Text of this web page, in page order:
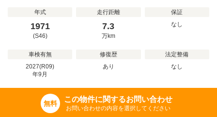
年式
1971
(S46)
走行距離
7.3
万km
保証
なし
車検有無
2027(R09)
年9 月
修復歴
あり
法定整備
なし
無料 この物件に関するお問い合わせ
お問い合わせの内容を選択してください